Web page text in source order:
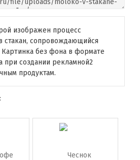
изображен процесс
стакан, сопровождающийся
Картинка без фона в формате
при создании рекламной2
продуктам.